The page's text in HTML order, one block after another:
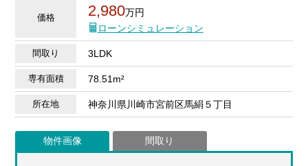
価格 2,980万円
ローンシミュレーション
間取り 3LDK
専有面積 78.51m²
所在地 神奈川県川崎市宮前区馬絹５丁目
物件画像 間取り